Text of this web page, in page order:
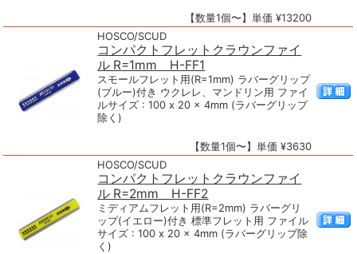
【数量1個〜】単価 ¥13200
HOSCO/SCUD
コンパクトフレットクラウンファイ
ル R=1mm H-FF1
スモールフレット用(R=1mm) ラバーグリップ
(ブルー)付き ウクレレ、マンドリン用 ファイ
ルサイズ : 100 x 20 x 4mm (ラバーグリップ
除く)
【数量1個〜】単価 ¥3630
HOSCO/SCUD
コンパクトフレットクラウンファイ
ル R=2mm H-FF2
ミディアムフレット用(R=2mm) ラバーグリ
ップ(イエロー)付き 標準フレット用 ファイル
サイズ : 100 x 20 x 4mm (ラバーグリップ除
く)